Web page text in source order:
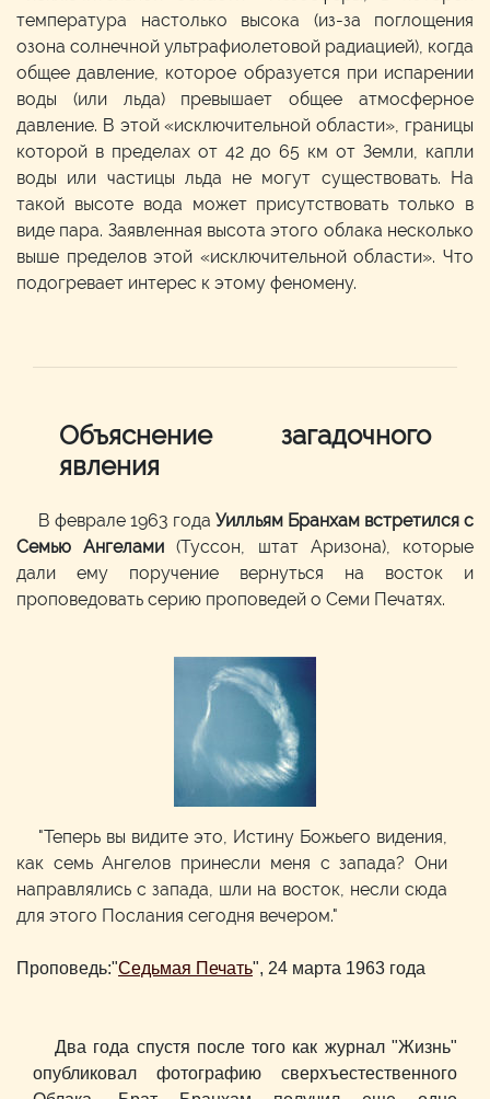
температура настолько высока (из-за поглощения
озона солнечной ультрафиолетовой радиацией), когда
общее давление, которое образуется при испарении
воды (или льда) превышает общее атмосферное
давление. В этой «исключительной области», границы
которой в пределах от 42 до 65 км от Земли, капли
воды или частицы льда не могут существовать. На
такой высоте вода может присутствовать только в
виде пара. Заявленная высота этого облака несколько
выше пределов этой «исключительной области». Что
подогревает интерес к этому феномену.
Объяснение загадочного
явления
В феврале 1963 года Уилльям Бранхам встретился с
Семью Ангелами (Туссон, штат Аризона), которые
дали ему поручение вернуться на восток и
проповедовать серию проповедей о Семи Печатях.
"Теперь вы видите это, Истину Божьего видения,
как семь Ангелов принесли меня с запада? Они
направлялись с запада, шли на восток, несли сюда
для этого Послания сегодня вечером."
Проповедь:"Седьмая Печать", 24 марта 1963 года
Два года спустя после того как журнал "Жизнь"
опубликовал фотографию сверхъестественного